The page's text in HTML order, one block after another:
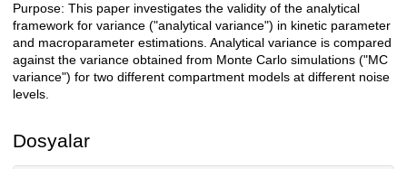
Açıklama
Purpose: This paper investigates the validity of the analytical
framework for variance ("analytical variance") in kinetic parameter
and macroparameter estimations. Analytical variance is compared
against the variance obtained from Monte Carlo simulations ("MC
variance") for two different compartment models at different noise
levels.
Dosyalar